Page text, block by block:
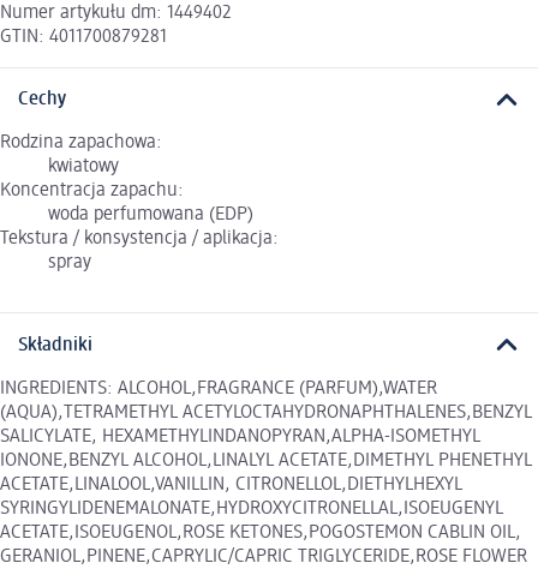
Numer artykułu dm: 1449402
GTIN: 4011700879281
Cechy
Rodzina zapachowa:
kwiatowy
Koncentracja zapachu:
woda perfumowana (EDP)
Tekstura / konsystencja / aplikacja:
spray
Składniki
INGREDIENTS: ALCOHOL,FRAGRANCE (PARFUM),WATER
(AQUA),TETRAMETHYL ACETYLOCTAHYDRONAPHTHALENES,BENZYL
SALICYLATE, HEXAMETHYLINDANOPYRAN,ALPHA-ISOMETHYL
IONONE,BENZYL ALCOHOL,LINALYL ACETATE,DIMETHYL PHENETHYL
ACETATE,LINALOOL,VANILLIN, CITRONELLOL,DIETHYLHEXYL
SYRINGYLIDENEMALONATE,HYDROXYCITRONELLAL,ISOEUGENYL
ACETATE,ISOEUGENOL,ROSE KETONES,POGOSTEMON CABLIN OIL,
GERANIOL,PINENE,CAPRYLIC/CAPRIC TRIGLYCERIDE,ROSE FLOWER